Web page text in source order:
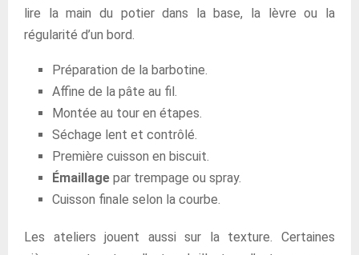
lire la main du potier dans la base, la lèvre ou la
régularité d’un bord.
Préparation de la barbotine.
Affine de la pâte au fil.
Montée au tour en étapes.
Séchage lent et contrôlé.
Première cuisson en biscuit.
Émaillage par trempage ou spray.
Cuisson finale selon la courbe.
Les ateliers jouent aussi sur la texture. Certaines